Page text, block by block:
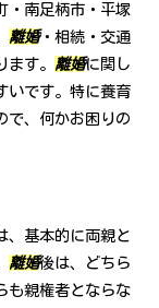
・南足柄市・平塚
離婚・相続・交通
す。 離婚に関し
いです。特に養育
で、何かお困りの
、基本的に両親と
離婚後は、どちら
も親権者とならな